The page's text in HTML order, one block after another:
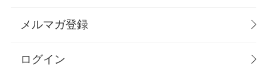
メルマガ登録
ログイン